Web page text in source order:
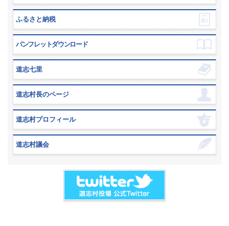
ふるさと納税
パンフレットダウンロード
道志七里
道志村長のページ
道志村プロフィール
道志村議会